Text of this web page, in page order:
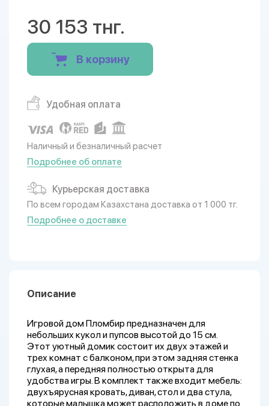
30 153 тнг.
В корзину
Удобная оплата
Наличный и безналичный расчет
Подробнее об оплате
Курьерская доставка
По всем городам Казахстана доставка от 1 000 тг.
Подробнее о доставке
Описание
Игровой дом Пломбир предназначен для
небольших кукол и пупсов высотой до 15 см.
Этот уютный домик состоит их двух этажей и
трех комнат с балконом, при этом задняя стенка
глухая, а передняя полностью открыта для
удобства игры. В комплект также входит мебель:
двухъярусная кровать, диван, стол и два стула,
которые малышка может расположить в доме по